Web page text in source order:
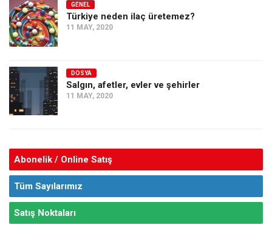
GENEL
Türkiye neden ilaç üretemez?
11 MAY, 2020
DOSYA
Salgın, afetler, evler ve şehirler
11 MAY, 2020
Abonelik / Online Satış
Tüm Sayılarımız
Satış Noktaları